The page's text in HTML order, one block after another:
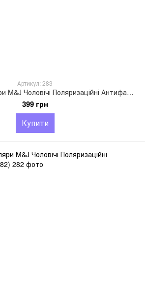
Артикул: 283
Сонцезахисні окуляри M&J Чоловічі Поляризаційні Антифара чорний (283)
399 грн
Купити